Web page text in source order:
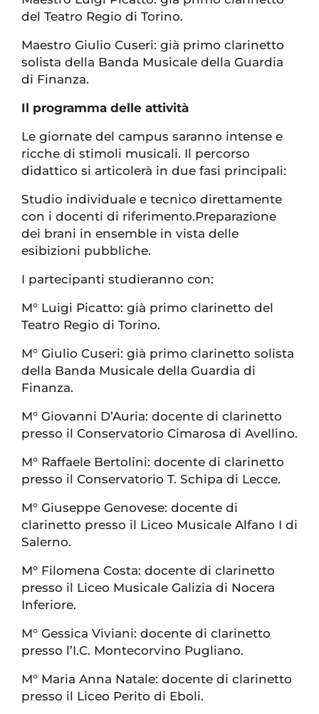
del Teatro Regio di Torino.
Maestro Giulio Cuseri: già primo clarinetto
solista della Banda Musicale della Guardia
di Finanza.
Il programma delle attività
Le giornate del campus saranno intense e
ricche di stimoli musicali. Il percorso
didattico si articolerà in due fasi principali:
Studio individuale e tecnico direttamente
con i docenti di riferimento.Preparazione
dei brani in ensemble in vista delle
esibizioni pubbliche.
I partecipanti studieranno con:
M° Luigi Picatto: già primo clarinetto del
Teatro Regio di Torino.
M° Giulio Cuseri: già primo clarinetto solista
della Banda Musicale della Guardia di
Finanza.
M° Giovanni D’Auria: docente di clarinetto
presso il Conservatorio Cimarosa di Avellino.
M° Raffaele Bertolini: docente di clarinetto
presso il Conservatorio T. Schipa di Lecce.
M° Giuseppe Genovese: docente di
clarinetto presso il Liceo Musicale Alfano I di
Salerno.
M° Filomena Costa: docente di clarinetto
presso il Liceo Musicale Galizia di Nocera
Inferiore.
M° Gessica Viviani: docente di clarinetto
presso l’I.C. Montecorvino Pugliano.
M° Maria Anna Natale: docente di clarinetto
presso il Liceo Perito di Eboli.